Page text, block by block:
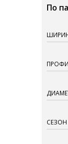
По
СЕЗОН